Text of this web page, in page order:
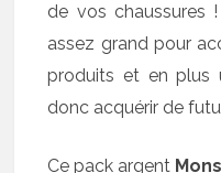
de vos chaussures
assez grand pour
produits et en plus
donc acquérir de
Ce pack argent